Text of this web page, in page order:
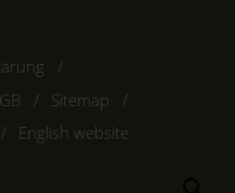
Sitemap
English website